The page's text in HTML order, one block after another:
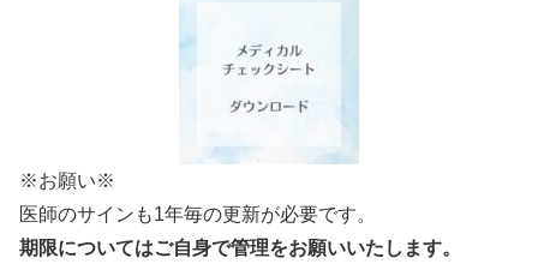
※お願い※
医師のサインも1年毎の更新が必要です。
期限についてはご自身で管理をお願いいたします。